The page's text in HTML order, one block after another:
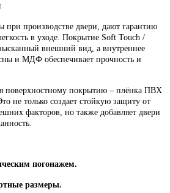
при производстве двери, дают гарантию
в уходе. Покрытие Soft Touch /
внешний вид, а внутреннее
и МДФ обеспечивает прочность и
поверхностному покрытию – плёнка ПВХ
не только создает стойкую защиту от
факторов, но также добавляет двери
погонажем.
размеры.